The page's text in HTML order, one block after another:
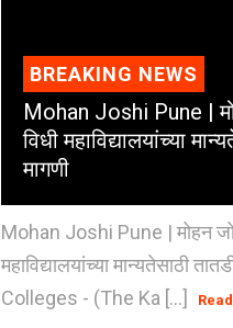
BREAKING NEWS
Mohan Joshi Pune |
विधी महाविद्यालयांच्या
मागणी
Mohan Joshi Pune | मोहन
महाविद्यालयांच्या मान्यतेसाठी
Colleges - (The Ka [...]